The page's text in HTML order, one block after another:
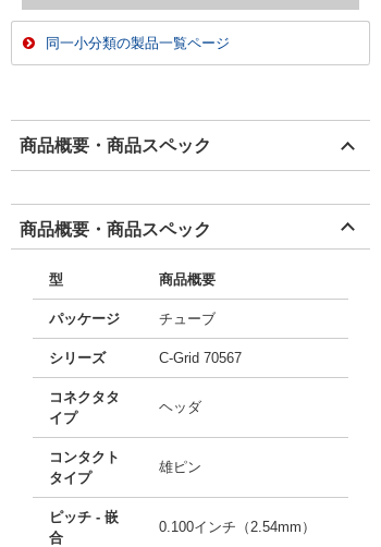
同一小分類の製品一覧ページ
商品概要・商品スペック
商品概要・商品スペック
型 商品概要
パッケージ チューブ
シリーズ C-Grid 70567
コネクタタ
イプ
ヘッダ
コンタクト
タイプ
雄ピン
ピッチ - 嵌
合
0.100インチ（2.54mm）